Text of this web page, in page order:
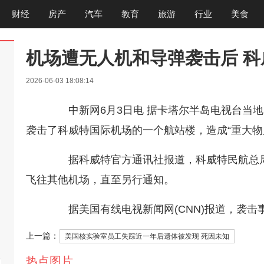
财经 房产 汽车 教育 旅游 行业 美食
机场遭无人机和导弹袭击后
2026-06-03 18:08:14
中新网6月3日电 据卡塔尔半岛电视台当地
袭击了科威特国际机场的一个航站楼，造成“重大
据科威特官方通讯社报道，科威特民航总
飞往其他机场，直至另行通知。
据美国有线电视新闻网(CNN)报道，袭击
上一篇： 美国核实验室员工失踪近一年后遗体被发现 死因未知
热点图片